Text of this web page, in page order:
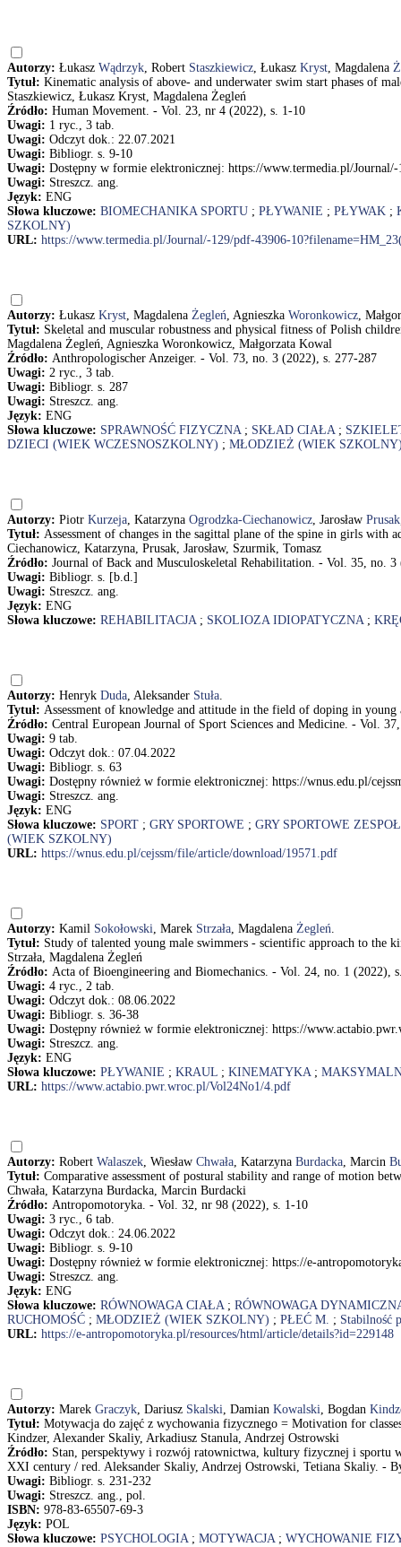
Autorzy: Łukasz Wądrzyk, Robert Staszkiewicz, Łukasz Kryst, Magdalena
Tytuł: Kinematic analysis of above- and underwater swim start phases of
Staszkiewicz, Łukasz Kryst, Magdalena Żegleń
Źródło: Human Movement. - Vol. 23, nr 4 (2022), s. 1-10
Uwagi: 1 ryc., 3 tab.
Uwagi: Odczyt dok.: 22.07.2021
Uwagi: Bibliogr. s. 9-10
Uwagi: Dostępny w formie elektronicznej: https://www.termedia.pl/
Uwagi: Streszcz. ang.
Język: ENG
Słowa kluczowe: BIOMECHANIKA SPORTU ; PŁYWANIE ; PŁYWAK ;
SZKOLNY)
URL: https://www.termedia.pl/Journal/-129/pdf-43906-
Autorzy: Łukasz Kryst, Magdalena Żegleń, Agnieszka Woronkowicz,
Tytuł: Skeletal and muscular robustness and physical fitness of Polish
Magdalena Żegleń, Agnieszka Woronkowicz, Małgorzata Kowal
Źródło: Anthropologischer Anzeiger. - Vol. 73, no. 3 (2022), s. 277-287
Uwagi: 2 ryc., 3 tab.
Uwagi: Bibliogr. s. 287
Uwagi: Streszcz. ang.
Język: ENG
Słowa kluczowe: SPRAWNOŚĆ FIZYCZNA; SKŁAD CIAŁA;
DZIECI (WIEK WCZESNOSZKOLNY) ; MŁODZIEŻ (WIEK
Autorzy: Piotr Kurzeja, Katarzyna Ogrodzka-Ciechanowicz, Jarosław Prusak
Tytuł: Assessment of changes in the sagittal plane of the spine in girls with
Ciechanowicz, Katarzyna, Prusak, Jarosław, Szurmik, Tomasz
Źródło: Journal of Back and Musculoskeletal Rehabilitation. - Vol. 35, no. 3
Uwagi: Bibliogr. s. [b.d.]
Uwagi: Streszcz. ang.
Język: ENG
Słowa kluczowe: REHABILITACJA; SKOLIOZA IDIOPATYCZNA;
Autorzy: Henryk Duda, Aleksander Stuła.
Tytuł: Assessment of knowledge and attitude in the field of doping in young
Źródło: Central European Journal of Sport Sciences and Medicine. - Vol.
Uwagi: 9 tab.
Uwagi: Odczyt dok.: 07.04.2022
Uwagi: Bibliogr. s. 63
Uwagi: Dostępny również w formie elektronicznej: https://wnus.edu.pl/
Uwagi: Streszcz. ang.
Język: ENG
Słowa kluczowe: SPORT ; GRY SPORTOWE ; GRY SPORTOWE
(WIEK SZKOLNY)
URL: https://wnus.edu.pl/cejssm/file/article/download/19571.pdf
Autorzy: Kamil Sokołowski, Marek Strzała, Magdalena Żegleń.
Tytuł: Study of talented young male swimmers - scientific approach to the
Strzała, Magdalena Żegleń
Źródło: Acta of Bioengineering and Biomechanics. - Vol. 24, no. 1 (2022),
Uwagi: 4 ryc., 2 tab.
Uwagi: Odczyt dok.: 08.06.2022
Uwagi: Bibliogr. s. 36-38
Uwagi: Dostępny również w formie elektronicznej: https://
Uwagi: Streszcz. ang.
Język: ENG
Słowa kluczowe: PŁYWANIE ; KRAUL ; KINEMATYKA;
URL: https://www.actabio.pwr.wroc.pl/Vol24No1/4.pdf
Autorzy: Robert Walaszek, Wiesław Chwała, Katarzyna Burdacka, Marcin
Tytuł: Comparative assessment of postural stability and range of motion
Chwała, Katarzyna Burdacka, Marcin Burdacki
Źródło: Antropomotoryka. - Vol. 32, nr 98 (2022), s. 1-10
Uwagi: 3 ryc., 6 tab.
Uwagi: Odczyt dok.: 24.06.2022
Uwagi: Bibliogr. s. 9-10
Uwagi: Dostępny również w formie elektronicznej: https://e-
Uwagi: Streszcz. ang.
Język: ENG
Słowa kluczowe: RÓWNOWAGA CIAŁA; RÓWNOWAGA
RUCHOMOŚĆ ; MŁODZIEŻ (WIEK SZKOLNY) ; PŁEĆ M. ; Stabilność
URL: https://e-antropomotoryka.pl/resources/html/article/details?id=229148
Autorzy: Marek Graczyk, Dariusz Skalski, Damian Kowalski, Bogdan
Tytuł: Motywacja do zajęć z wychowania fizycznego = Motivation for
Kindzer, Alexander Skaliy, Arkadiusz Stanula, Andrzej Ostrowski
Źródło: Stan, perspektywy i rozwój ratownictwa, kultury fizycznej i sportu
XXI century / red. Aleksander Skaliy, Andrzej Ostrowski, Tetiana Skaliy. -
Uwagi: Bibliogr. s. 231-232
Uwagi: Streszcz. ang., pol.
ISBN: 978-83-65507-69-3
Język: POL
Słowa kluczowe: PSYCHOLOGIA; MOTYWACJA; WYCHOWANIE